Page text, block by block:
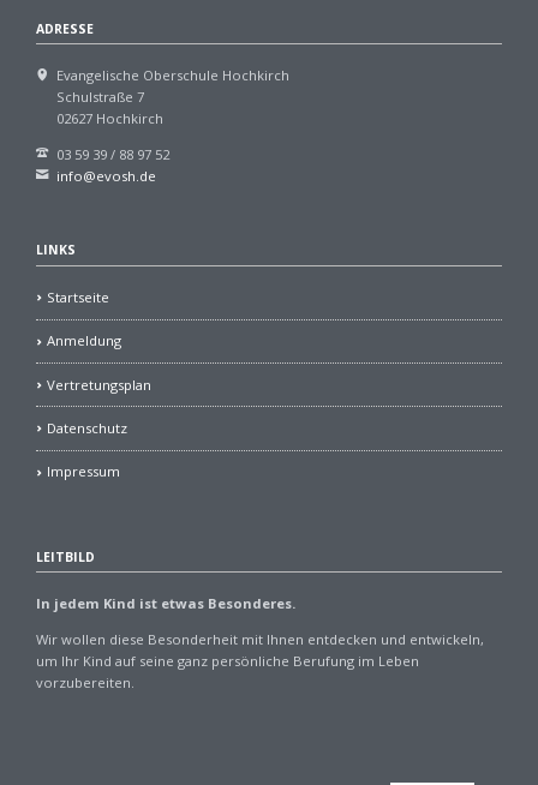
ADRESSE
Evangelische Oberschule Hochkirch
Schulstraße 7
02627 Hochkirch
03 59 39 / 88 97 52
info@evosh.de
LINKS
Startseite
Anmeldung
Vertretungsplan
Datenschutz
Impressum
LEITBILD
In jedem Kind ist etwas Besonderes.
Wir wollen diese Besonderheit mit Ihnen entdecken und entwickeln,
um Ihr Kind auf seine ganz persönliche Berufung im Leben
vorzubereiten.